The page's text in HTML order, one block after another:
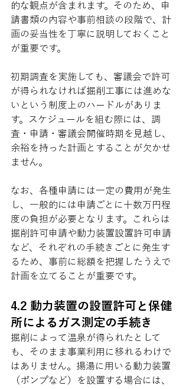
的な観点が含まれます。そのため、申
請書類の内容や事前相談の段階で、計
画の妥当性を丁寧に説明しておくこと
が重要です。
初期調査を実施しても、審議会で許可
が得られなければ掘削工事には進めな
いという制度上のハードルがありま
す。スケジュールを組む際には、調
査・申請・審議会開催時期を見越し、
余裕を持った計画とすることが欠かせ
ません。
なお、各種申請には一定の費用が発生
し、一般的には申請ごとに十数万円程
度の負担が必要となります。これらは
掘削許可申請や動力装置設置許可申請
など、それぞれの手続きごとに発生す
るため、事前に総額を把握したうえで
計画を立てることが重要です。
4.2 動力装置の設置許可と保健
所によるガス測定の手続き
掘削によって温泉が得られたとして
も、そのまま事業利用に移れるわけで
はありません。揚湯に用いる動力装置
（ポンプなど）を設置する場合には、